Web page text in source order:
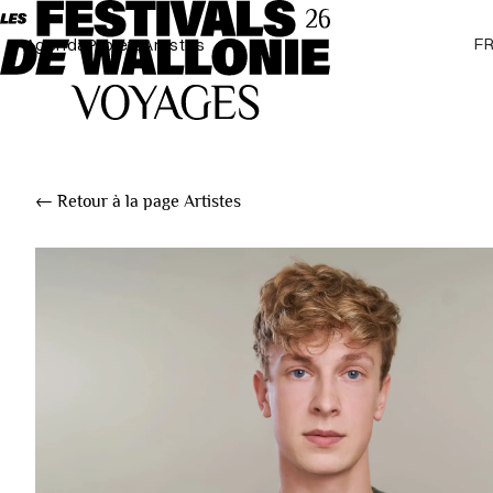
AgendaProjetsArtistes
← Retour à la page Artistes